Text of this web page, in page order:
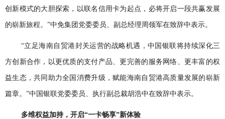
创新模式的大胆探索，以联名信用卡为起点，必将开启一段共赢发展
的崭新旅程。”中免集团党委委员、副总经理周领军在致辞中表示。
“立足海南自贸港封关运营的战略机遇，中国银联将持续深化三
方创新合作，以更优质的支付产品、更完善的服务网络、更丰富的权
益生态，共同助力全国消费升级，赋能海南自贸港高质量发展的崭新
篇章。”中国银联党委委员、执行副总裁胡浩中在致辞中表示。
多维权益加持，开启“一卡畅享”新体验